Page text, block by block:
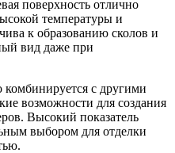
поверхность отлично
температуры и
к образованию сколов и
вид даже при
комбинируется с другими
возможности для создания
Высокий показатель
выбором для отделки